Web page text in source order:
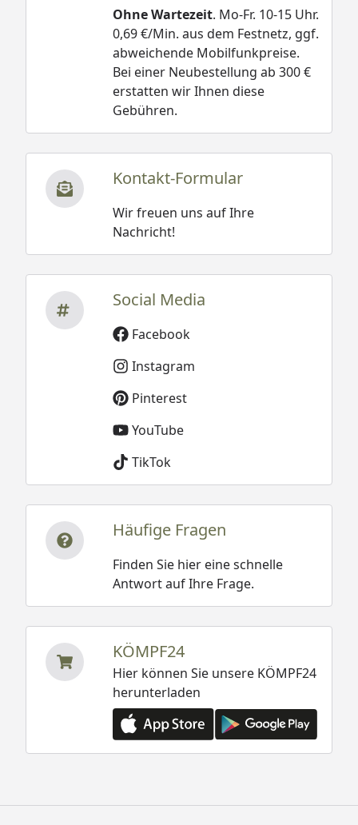
Ohne Wartezeit. Mo-Fr. 10-15 Uhr.
0,69 €/Min. aus dem Festnetz, ggf.
abweichende Mobilfunkpreise.
Bei einer Neubestellung ab 300 €
erstatten wir Ihnen diese
Gebühren.
Kontakt-Formular
Wir freuen uns auf Ihre
Nachricht!
Social Media
Facebook
Instagram
Pinterest
YouTube
TikTok
Häufige Fragen
Finden Sie hier eine schnelle
Antwort auf Ihre Frage.
KÖMPF24
Hier können Sie unsere KÖMPF24
herunterladen